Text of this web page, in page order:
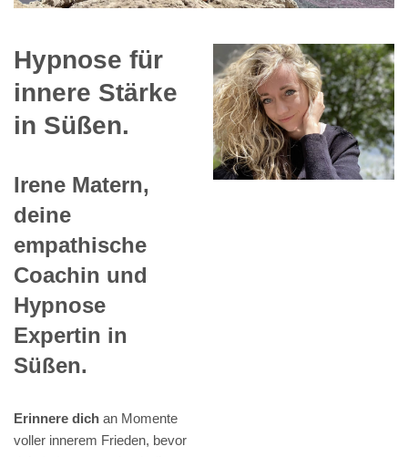
Hypnose für
innere Stärke
in Süßen.
Irene Matern,
deine
empathische
Coachin und
Hypnose
Expertin in
Süßen.
Erinnere dich an Momente
voller innerem Frieden, bevor